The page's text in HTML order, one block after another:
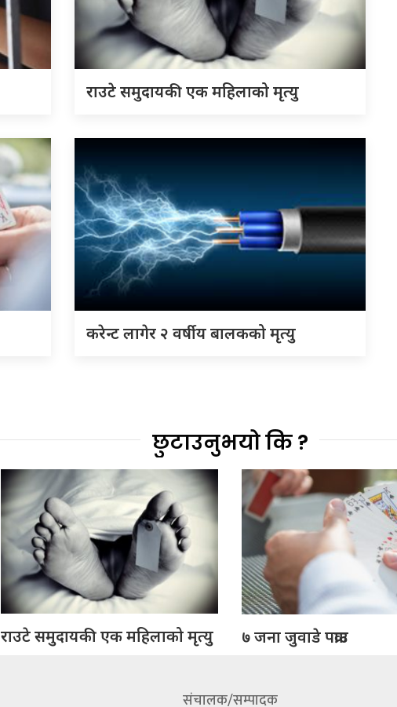
राउटे समुदायकी एक महिलाको मृत्यु
करेन्ट लागेर २ वर्षीय बालकको मृत्यु
छुटाउनुभयो कि ?
राउटे समुदायकी एक महिलाको मृत्यु ७ जना जुवाडे पक्राउ
संचालक/सम्पादक